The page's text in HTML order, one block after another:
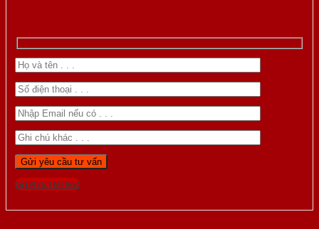
Gọi 0976.169.864